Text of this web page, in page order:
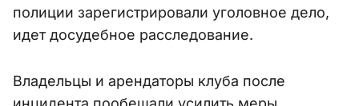
полиции зарегистрировали уголовное дело,
идет досудебное расследование.
Владельцы и арендаторы клуба после